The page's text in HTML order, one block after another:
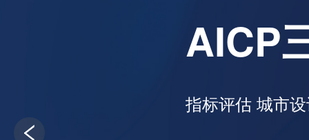
AICP
指标评估 城市